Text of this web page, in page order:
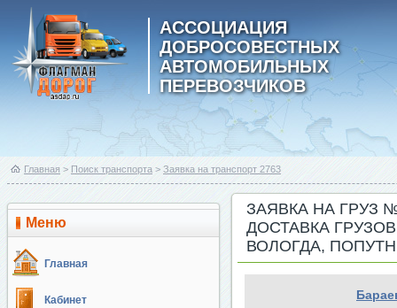
АССОЦИАЦИЯ
ДОБРОСОВЕСТНЫХ
АВТОМОБИЛЬНЫХ
ПЕРЕВОЗЧИКОВ
Главная > Поиск транспорта > Заявка на транспорт 2763
Меню
Главная
Кабинет
ЗАЯВКА НА ГРУЗ
ДОСТАВКА
ВОЛОГДА,